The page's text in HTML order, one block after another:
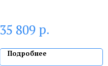
35 809 р.
Подробнее